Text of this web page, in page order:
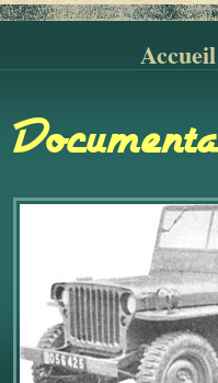
Accueil